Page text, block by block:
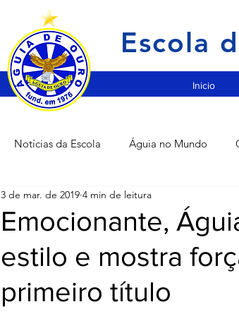
Escola
Inicio
Notícias da Escola Águia no Mundo
Emocionante,
estilo e mostra
primeiro título
3 de mar. de 2019 4 min de leitura